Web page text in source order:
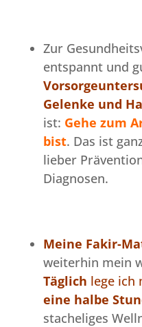
Zur
entspannt und
Gelenke und
ist: Gehe zum
bist. Das ist
lieber
Diagnosen.
Meine Fakir-
weiterhin mein
Täglich lege ich
eine halbe
stacheliges